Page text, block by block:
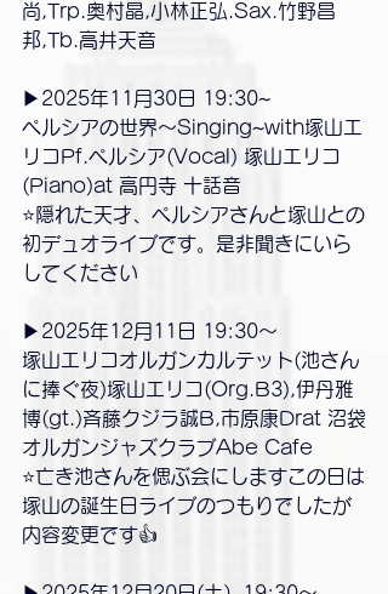
尚,Trp.奥村晶,小林正弘.Sax.竹野昌
邦,Tb.高井天音
▶2025年11月30日 19:30~
ペルシアの世界〜Singing~with塚山エ
リコPf.ペルシア(Vocal) 塚山エリコ
(Piano)at 高円寺 十話音
⭐️隠れた天才、ペルシアさんと塚山との
初デュオライブです。是非聞きにいら
してください
▶2025年12月11日 19:30〜
塚山エリコオルガンカルテット(池さん
に捧ぐ夜)塚山エリコ(Org.B3),伊丹雅
博(gt.)斉藤クジラ誠B,市原康Drat 沼袋
オルガンジャズクラブAbe Cafe
⭐️亡き池さんを偲ぶ会にしますこの日は
塚山の誕生日ライブのつもりでしたが
内容変更です👍